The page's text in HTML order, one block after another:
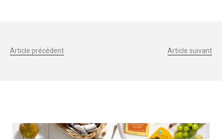
Article précédent Article suivant